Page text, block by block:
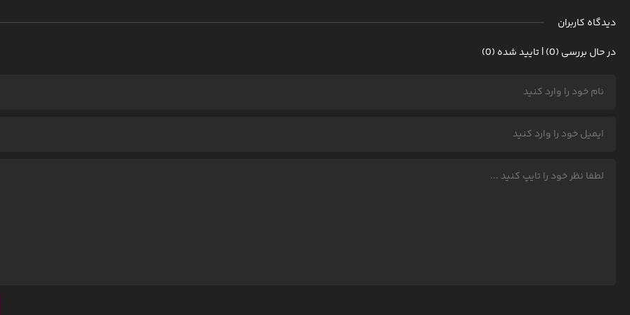
دیدگاه کاربران
در حال بررسی (0) | تایید شده (0)